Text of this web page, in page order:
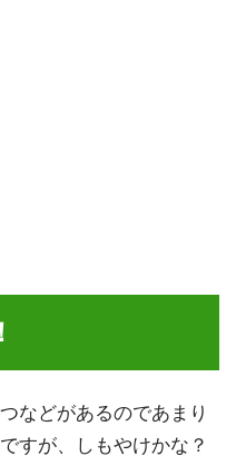
などがあるのであまり
すが、しもやけかな？